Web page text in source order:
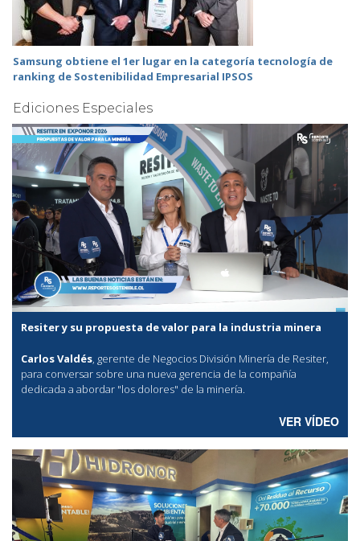
Samsung obtiene el 1er lugar en la categoría tecnología de
ranking de Sostenibilidad Empresarial IPSOS
Ediciones Especiales
Resiter y su propuesta de valor para la industria minera
Carlos Valdés, gerente de Negocios División Minería de Resiter,
para conversar sobre una nueva gerencia de la compañía
dedicada a abordar "los dolores" de la minería.
VER VÍDEO